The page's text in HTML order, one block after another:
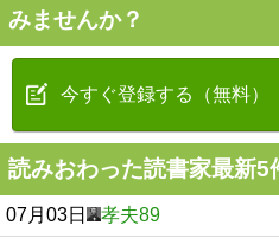
みませんか？
今すぐ登録する（無料）
読みおわった読書家最新5
07月03日 孝夫89